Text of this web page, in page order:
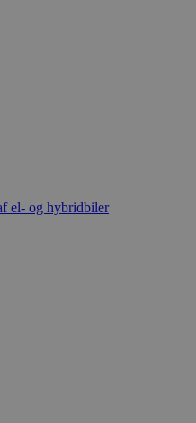
el- og hybridbiler